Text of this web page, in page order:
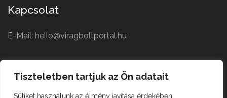
Tiszteletben tartjuk az Ön adatait
Sütiket használunk az élmény javítása érdekében
Kapcsolat
E-Mail: hello@viragboltportal.hu
Czech